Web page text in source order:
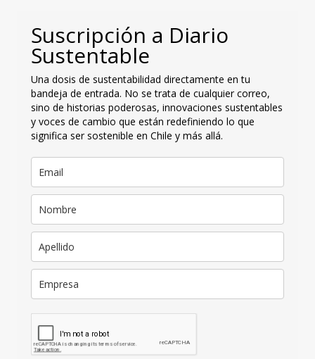
Suscripción a Diario
Sustentable
Una dosis de sustentabilidad directamente en tu
bandeja de entrada. No se trata de cualquier correo,
sino de historias poderosas, innovaciones sustentables
y voces de cambio que están redefiniendo lo que
significa ser sostenible en Chile y más allá.